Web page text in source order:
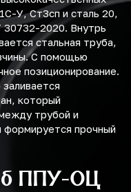
У, Ст3сп и сталь 20,
2020. Внутрь
стальная труба,
С помощью
позиционирование.
который
трубой и
формируется прочный
ППУ-ОЦ